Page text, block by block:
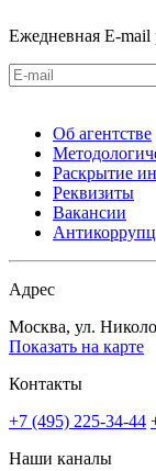
Ежедневная E-mail
Об агентстве
Раскрытие
Реквизиты
Вакансии
Адрес
Москва, ул.
Показать на карте
Контакты
+7 (495) 225-34-44
Наши каналы